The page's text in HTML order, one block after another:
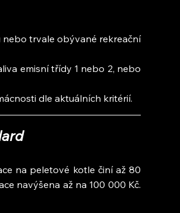
trvale obývané rekreační
emisní třídy 1 nebo 2, nebo
dle aktuálních kritérií.
na peletové kotle činí až 80
navýšena až na 100 000 Kč.